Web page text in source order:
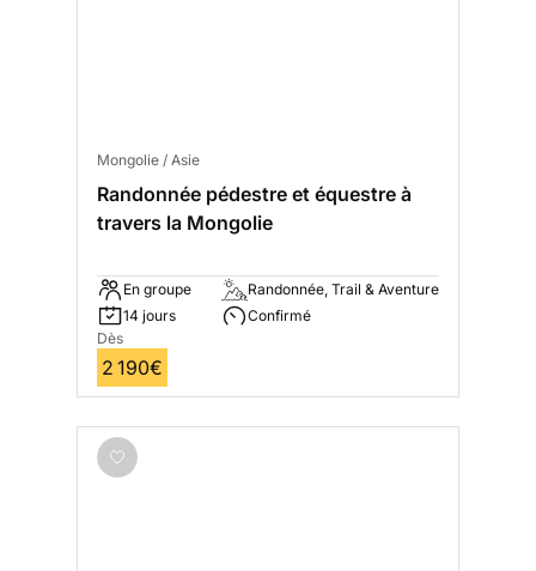
Mongolie / Asie
Randonnée pédestre et équestre à
travers la Mongolie
En groupe
14 jours
Randonnée, Trail & Aventure
Confirmé
Dès
2 190€